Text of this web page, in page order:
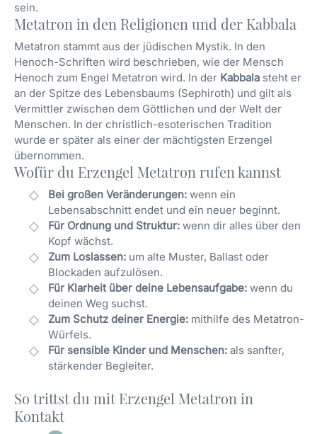
sein.
Metatron in den Religionen und der Kabbala
Metatron stammt aus der jüdischen Mystik. In den
Henoch-Schriften wird beschrieben, wie der Mensch
Henoch zum Engel Metatron wird. In der Kabbala steht er
an der Spitze des Lebensbaums (Sephiroth) und gilt als
Vermittler zwischen dem Göttlichen und der Welt der
Menschen. In der christlich-esoterischen Tradition
wurde er später als einer der mächtigsten Erzengel
übernommen.
Wofür du Erzengel Metatron rufen kannst
Bei großen Veränderungen: wenn ein
Lebensabschnitt endet und ein neuer beginnt.
Für Ordnung und Struktur: wenn dir alles über den
Kopf wächst.
Zum Loslassen: um alte Muster, Ballast oder
Blockaden aufzulösen.
Für Klarheit über deine Lebensaufgabe: wenn du
deinen Weg suchst.
Zum Schutz deiner Energie: mithilfe des Metatron-
Würfels.
Für sensible Kinder und Menschen: als sanfter,
stärkender Begleiter.
So trittst du mit Erzengel Metatron in
Kontakt